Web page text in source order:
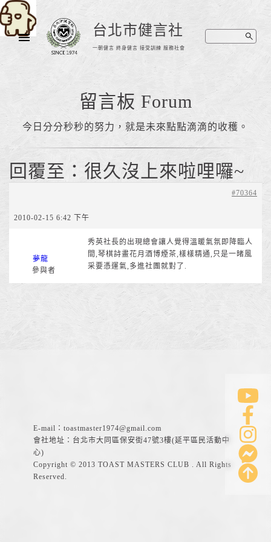
台北市健言社
一朝健言 終身健言 接受訓練 服務社會
留言板 Forum
今日分分秒秒的努力，就是未來點點滴滴的收穫。
回覆至：很久沒上來啦哩囉~
2010-02-15 6:42 下午
#70364
夢龍
參與者
秀英社長的出現總會讓人覺得溫暖氣氛即降臨人
間,琴棋詩畫花月酒博煙茶,樣樣精通,只是一暏風
采要憑運氣,多進社團就對了.
E-mail： toastmaster1974@gmail.com
會社地址：台北市大同區保安街47號3樓(延平區民活動中
心)
Copyright © 2013 TOAST MASTERS CLUB . All Rights
Reserved.